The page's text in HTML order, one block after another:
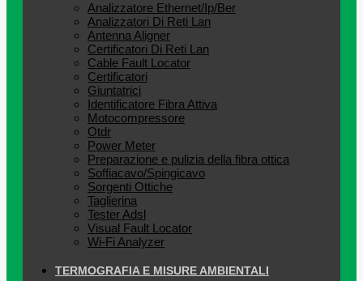
Analizzatore Ethernet/Ip/Ber
Analizzatori Di Reti Lan
Antenna Aligner
Certificatori Di Reti Lan
Cable Fault Locator
Certificatori
Giuntatrici
Identificatore Fibra Attiva
Motocompressore
Otdr
Power Meter
Preparazione e pulizia della fibra ottica
Soffiacavo/Spingicavo
Sorgenti Ottiche
Taglierina
Tester Adsl
Visual Fault Locator
Wi-Fi Analyzer
TERMOGRAFIA E MISURE AMBIENTALI